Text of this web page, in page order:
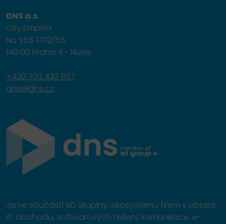
DNS a.s.
City Empiria
Na Strži 1702/65
140 00 Praha 4 - Nusle
+420 703 433 957
dns@dns.cz
Jsme součástí eD skupiny, ekosystému firem v oblasti
IT, obchodu, softwarových řešení, komunikace, e-